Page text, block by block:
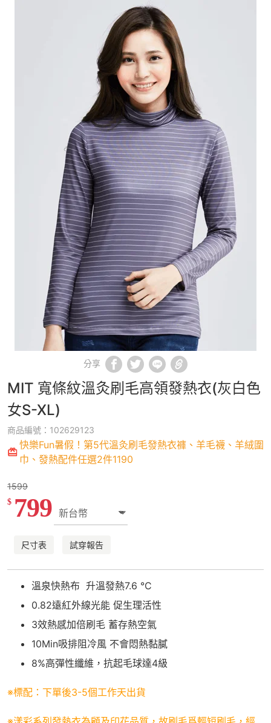
分享
MIT 寬條紋溫灸刷毛高領發熱衣(灰白色
女S-XL)
商品編號：102629123
快樂Fun暑假！第5代溫灸刷毛發熱衣褲、羊毛襪、羊絨圍
巾、發熱配件任選2件1190
1599
$ 799
尺寸表 試穿報告
溫泉快熱布 升溫發熱7.6 °C
0.82遠紅外線光能 促生理活性
3效熱感加倍刷毛 蓄存熱空氣
10Min吸排阻冷風 不會悶熱黏膩
8%高彈性纖維，抗起毛球達4級
※標配：下單後3-5個工作天出貨